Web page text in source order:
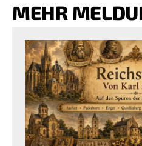
MEHR